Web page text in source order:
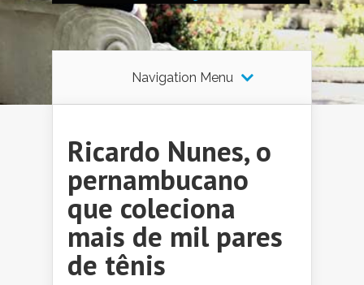
Navigation Menu
Ricardo Nunes, o
pernambucano
que coleciona
mais de mil pares
de tênis